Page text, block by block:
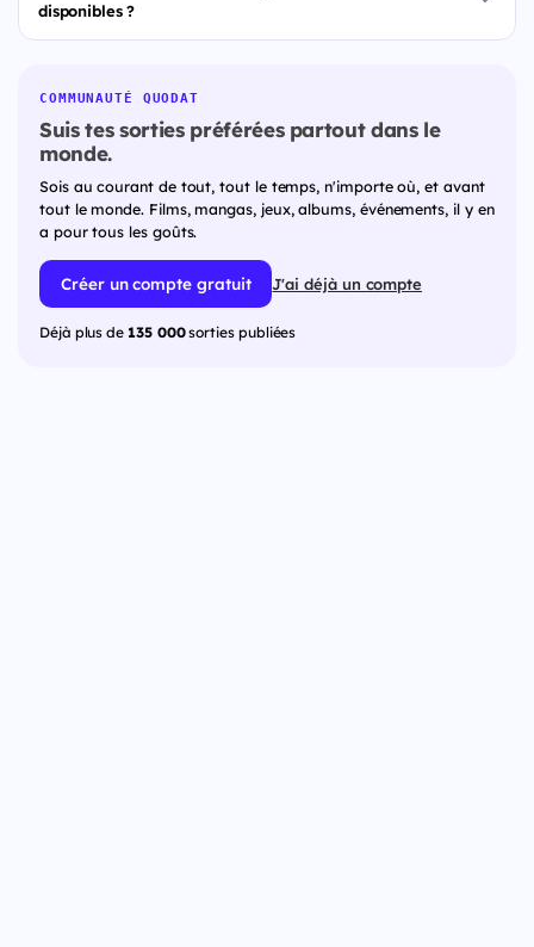
disponibles ?
COMMUNAUTÉ QUODAT
Suis tes sorties préférées partout dans le
monde.
Sois au courant de tout, tout le temps, n'importe où, et avant
tout le monde. Films, mangas, jeux, albums, événements, il y en
a pour tous les goûts.
Créer un compte gratuit J'ai déjà un compte
Déjà plus de 135 000sorties publiées